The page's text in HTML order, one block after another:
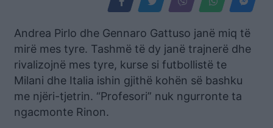
Andrea Pirlo dhe Gennaro Gattuso janë miq të
mirë mes tyre. Tashmë të dy janë trajnerë dhe
rivalizojnë mes tyre, kurse si futbollistë te
Milani dhe Italia ishin gjithë kohën së bashku
me njëri-tjetrin. “Profesori” nuk ngurronte ta
ngacmonte Rinon.